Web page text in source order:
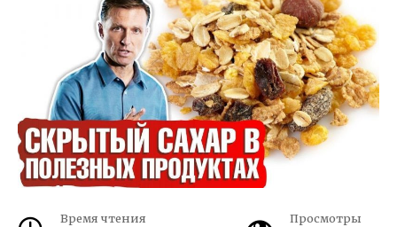
Время чтения Просмотры